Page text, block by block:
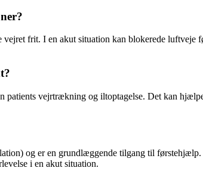
frit. I en akut situation kan blokerede
vejrtrækning og iltoptagelse. Det kan
og er en grundlæggende tilgang til førstehjælp.
i en akut situation.